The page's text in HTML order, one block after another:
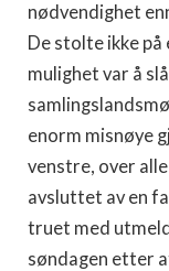
nødvendighet
De stolte ikke
mulighet var å
enorm misnøye
venstre, over
avsluttet av en
truet med
søndagen etter